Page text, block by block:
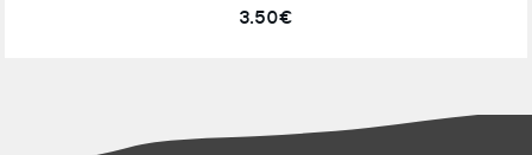
3.50€